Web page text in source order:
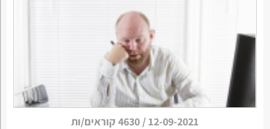
12-09-2021
/ 4630 קוראים/ות